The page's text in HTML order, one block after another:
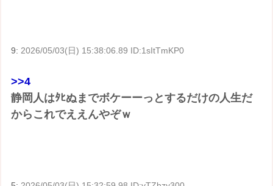
9:2026/05/03(日) 15:38:06.89 ID:1sItTmKP0
>>4
静岡人はﾀﾋぬまでボケーーっとするだけの人生だ
からこれでええんやぞｗ